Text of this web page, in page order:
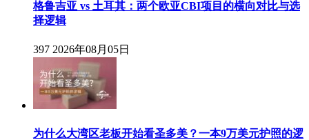
格鲁吉亚 vs 土耳其：两个欧亚CBI项目的横向对比与选
择逻辑
397 2026年08月05日
为什么大湾区老板开始看圣多美？一本9万美元护照的逻